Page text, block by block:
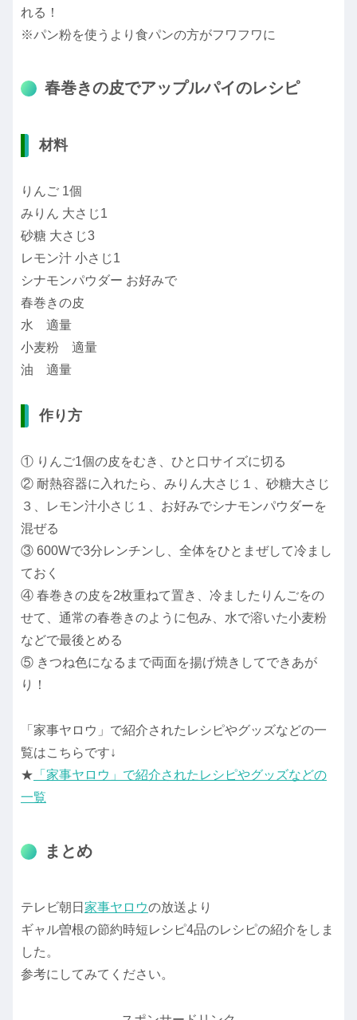
れる！
※パン粉を使うより食パンの方がフワフワに
春巻きの皮でアップルパイのレシピ
材料
りんご 1個
みりん 大さじ1
砂糖 大さじ3
レモン汁 小さじ1
シナモンパウダー お好みで
春巻きの皮
水 適量
小麦粉 適量
油 適量
作り方
① りんご1個の皮をむき、ひと口サイズに切る
② 耐熱容器に入れたら、みりん大さじ１、砂糖大さじ
３、レモン汁小さじ１、お好みでシナモンパウダーを
混ぜる
③ 600Wで3分レンチンし、全体をひとまぜして冷まし
ておく
④ 春巻きの皮を2枚重ねて置き、冷ましたりんごをの
せて、通常の春巻きのように包み、水で溶いた小麦粉
などで最後とめる
⑤ きつね色になるまで両面を揚げ焼きしてできあが
り！
「家事ヤロウ」で紹介されたレシピやグッズなどの一
覧はこちらです↓
★ 「家事ヤロウ」で紹介されたレシピやグッズなどの
一覧
まとめ
テレビ朝日 家事ヤロウの放送より
ギャル曽根の節約時短レシピ4品のレシピの紹介をしま
した。
参考にしてみてください。